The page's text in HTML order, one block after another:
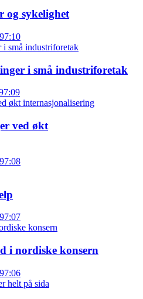
og sykelighet
i små industriforetak
ved økt
i nordiske konsern